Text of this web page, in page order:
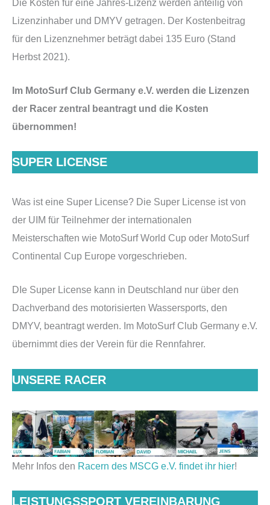
Die Kosten für eine Jahres-Lizenz werden anteilig von
Lizenzinhaber und DMYV getragen. Der Kostenbeitrag
für den Lizenznehmer beträgt dabei 135 Euro (Stand
Herbst 2021).
Im MotoSurf Club Germany e.V. werden die Lizenzen
der Racer zentral beantragt und die Kosten
übernommen!
SUPER LICENSE
Was ist eine Super License? Die Super License ist von
der UIM für Teilnehmer der internationalen
Meisterschaften wie MotoSurf World Cup oder MotoSurf
Continental Cup Europe vorgeschrieben.
DIe Super License kann in Deutschland nur über den
Dachverband des motorisierten Wassersports, den
DMYV, beantragt werden. Im MotoSurf Club Germany e.V.
übernimmt dies der Verein für die Rennfahrer.
UNSERE RACER
Mehr Infos den Racern des MSCG e.V. findet ihr hier!
LEISTUNGSSPORT VEREINBARUNG